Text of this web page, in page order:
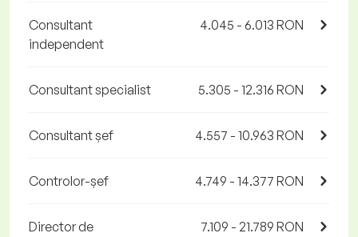
Consultant
independent
4.045 - 6.013 RON
Consultant specialist 5.305 - 12.316 RON
Consultant șef 4.557 - 10.963 RON
Controlor-șef 4.749 - 14.377 RON
Director de
7.109 - 21.789 RON